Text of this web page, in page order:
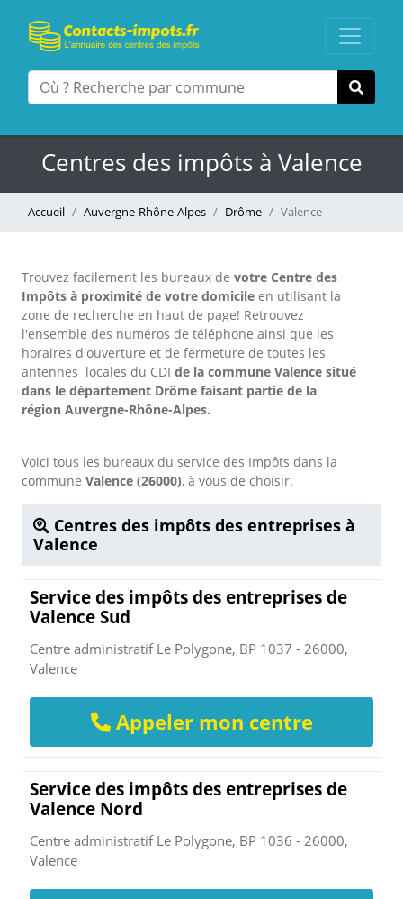
Centres des impôts à Valence
Accueil Auvergne-Rhône-Alpes Drôme Valence
Trouvez facilement les bureaux de votre Centre des
Impôts à proximité de votre domicile en utilisant la
zone de recherche en haut de page! Retrouvez
l'ensemble des numéros de téléphone ainsi que les
horaires d'ouverture et de fermeture de toutes les
antennes locales du CDI de la commune Valence situé
dans le département Drôme faisant partie de la
région Auvergne-Rhône-Alpes.
Voici tous les bureaux du service des Impôts dans la
commune Valence (26000), à vous de choisir.
Centres des impôts des entreprises à
Valence
Service des impôts des entreprises de
Valence Sud
Centre administratif Le Polygone, BP 1037 - 26000,
Valence
Appeler mon centre
Service des impôts des entreprises de
Valence Nord
Centre administratif Le Polygone, BP 1036 - 26000,
Valence